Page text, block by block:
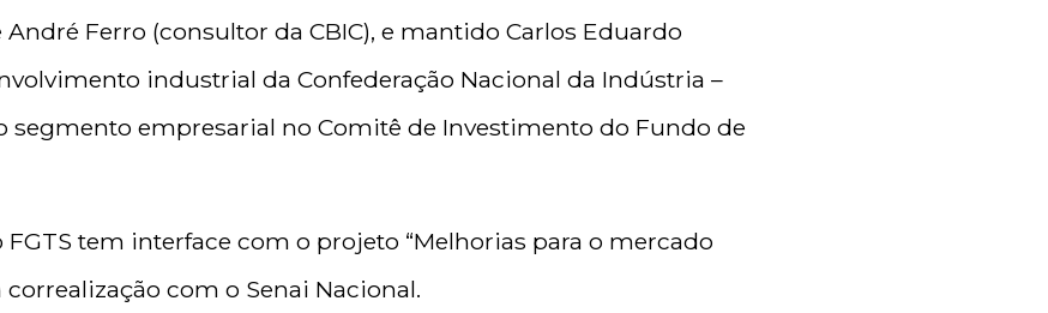
André Ferro (consultor da CBIC), e mantido Carlos Eduardo
industrial da Confederação Nacional da Indústria –
segmento empresarial no Comitê de Investimento do Fundo de
tem interface com o projeto “Melhorias para o mercado
com o Senai Nacional.